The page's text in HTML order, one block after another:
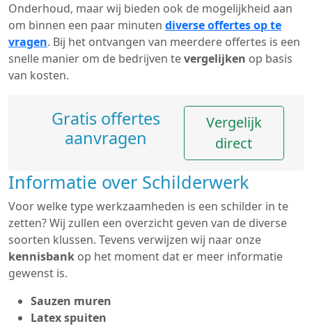
Onderhoud, maar wij bieden ook de mogelijkheid aan
om binnen een paar minuten diverse offertes op te
vragen. Bij het ontvangen van meerdere offertes is een
snelle manier om de bedrijven tevergelijken op basis
van kosten.
Gratis offertes
aanvragen
Vergelijk
direct
Informatie over Schilderwerk
Voor welke type werkzaamheden is een schilder in te
zetten? Wij zullen een overzicht geven van de diverse
soorten klussen. Tevens verwijzen wij naar onze
kennisbank op het moment dat er meer informatie
gewenst is.
Sauzen muren
Latex spuiten